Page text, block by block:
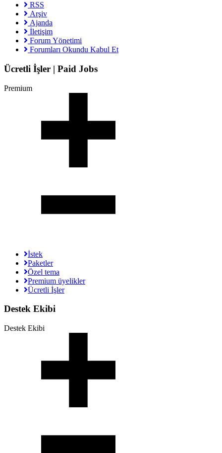
RSS
Arşiv
Ajanda
İletişim
Forum Yönetimi
Forumları Okundu Kabul Et
Ücretli İşler | Paid Jobs
Premium
İstek
Paketler
Özel tema
Premium üyelikler
Ücretli İşler
Destek Ekibi
Destek Ekibi